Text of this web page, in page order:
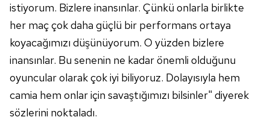
istiyorum. Bizlere inansınlar. Çünkü onlarla birlikte
her maç çok daha güçlü bir performans ortaya
koyacağımızı düşünüyorum. O yüzden bizlere
inansınlar. Bu senenin ne kadar önemli olduğunu
oyuncular olarak çok iyi biliyoruz. Dolayısıyla hem
camia hem onlar için savaştığımızı bilsinler" diyerek
sözlerini noktaladı.